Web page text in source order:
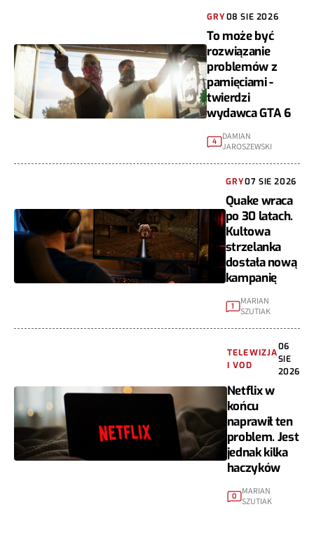
GRY08 SIE 2026
To może być
rozwiązanie
problemów z
pamięciami -
twierdzi
wydawca GTA 6
4 DAMIAN
JAROSZEWSKI
GRY07 SIE 2026
Quake wraca
po 30 latach.
Kultowa
strzelanka
dostała nową
kampanię
1
MARIAN
SZUTIAK
TELEWIZJA
I VOD
06
SIE
2026
Netflix w
końcu
naprawił ten
problem. Jest
jednak kilka
haczyków
0
MARIAN
SZUTIAK